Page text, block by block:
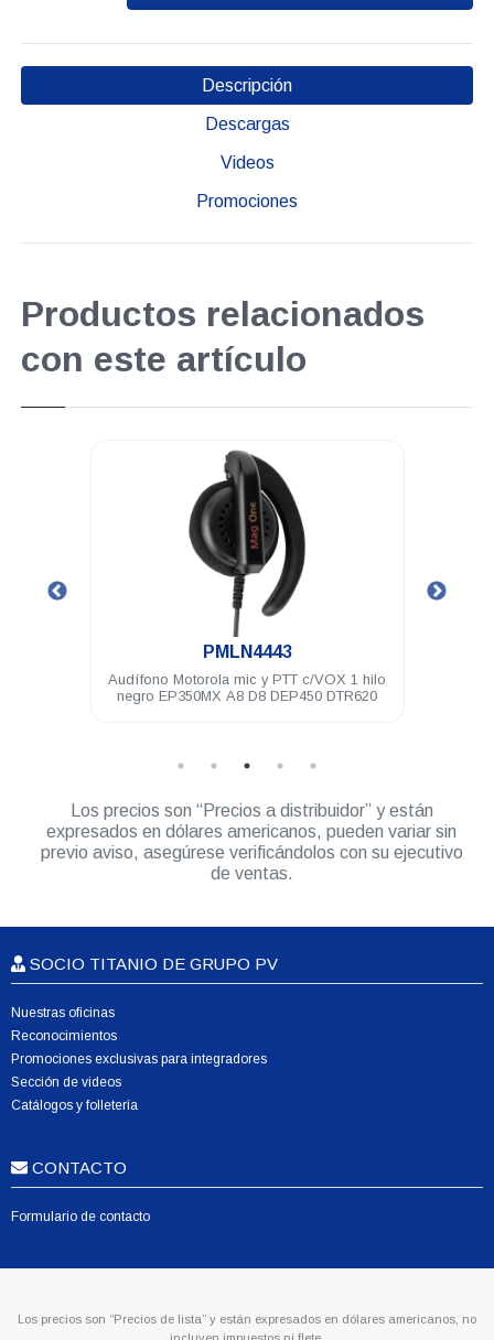
Descripción
Descargas
Videos
Promociones
Productos relacionados
con este artículo
PMLN4443
Audífono Motorola mic y PTT c/VOX 1 hilo
negro EP350MX A8 D8 DEP450 DTR620
Los precios son “Precios a distribuidor” y están
expresados en dólares americanos, pueden variar sin
previo aviso, asegúrese verificándolos con su ejecutivo
de ventas.
SOCIO TITANIO DE GRUPO PV
Nuestras oficinas
Reconocimientos
Promociones exclusivas para integradores
Sección de videos
Catálogos y folletería
CONTACTO
Formulario de contacto
Los precios son “Precios de lista” y están expresados en dólares americanos, no